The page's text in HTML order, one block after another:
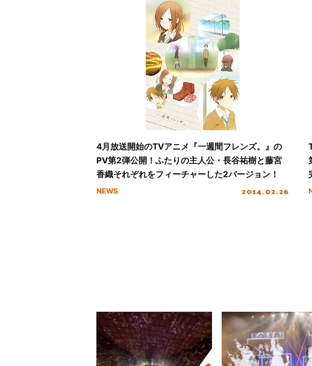
4月放送開始のTVアニメ『一週間フレンズ。』の
PV第2弾公開！ふたりの主人公・長谷祐樹と藤宮
香織それぞれをフィーチャーした2バージョン！
NEWS 2014.02.26